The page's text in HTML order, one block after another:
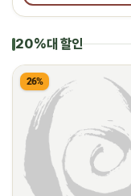
20%대 할인
26%